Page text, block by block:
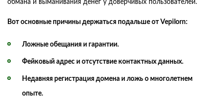
обмана и выманивания денег у доверчивых пользователей.
Вот основные причины держаться подальше от Vepilorn:
Ложные обещания и гарантии.
Фейковый адрес и отсутствие контактных данных.
Недавняя регистрация домена и ложь о многолетнем
опыте.